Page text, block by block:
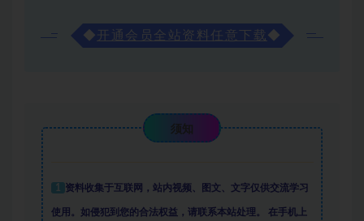
◆ 开通会员全站资料任意下载◆
须知
1 资料收集于互联网 ， 站内视频、图文、文字仅供交流学习
使用。如侵犯到您的合法权益，请联系本站处理。 在手机上